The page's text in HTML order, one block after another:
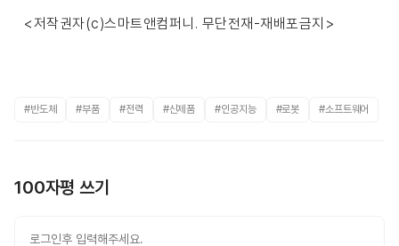
<저작권자(c)스마트앤컴퍼니. 무단전재-재배포금지>
#반도체 #부품 #전력 #신제품 #인공지능 #로봇 #소프트웨어
100자평 쓰기